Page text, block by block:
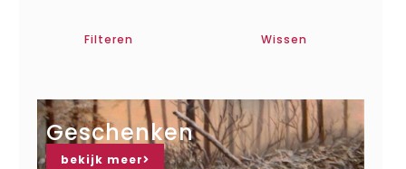
Filteren Wissen
Geschenken
bekijk meer